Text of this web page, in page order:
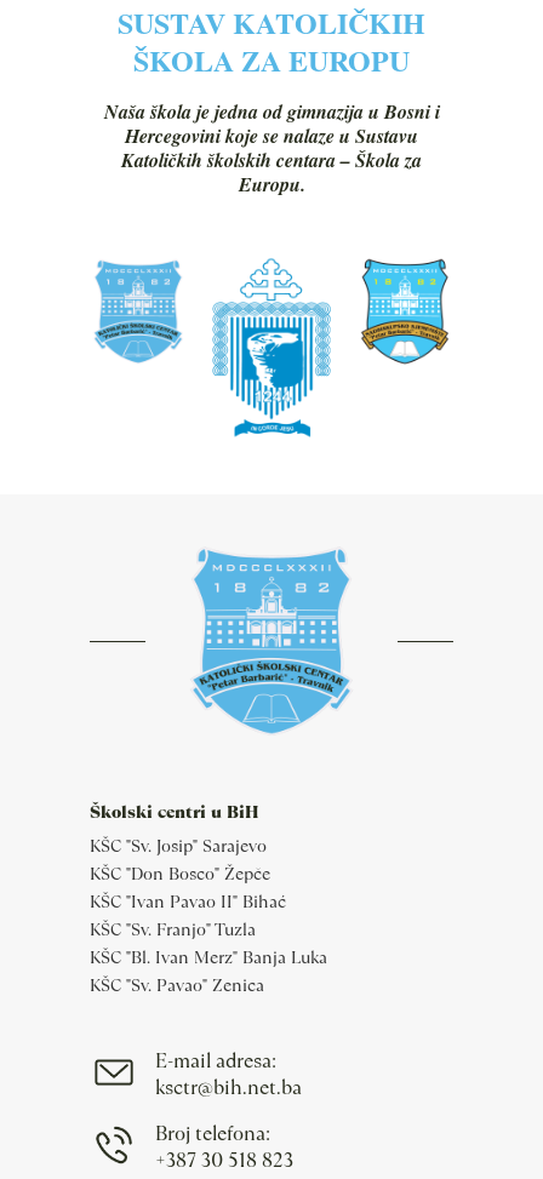
SUSTAV KATOLIČKIH
ŠKOLA ZA EUROPU
Naša škola je jedna od gimnazija u Bosni i
Hercegovini koje se nalaze u Sustavu
Katoličkih školskih centara – Škola za
Europu.
Školski centri u BiH
KŠC "Sv. Josip" Sarajevo
KŠC "Don Bosco" Žepče
KŠC "Ivan Pavao II" Bihać
KŠC "Sv. Franjo" Tuzla
KŠC "Bl. Ivan Merz" Banja Luka
KŠC "Sv. Pavao" Zenica
E-mail adresa:
ksctr@bih.net.ba
Broj telefona:
+387 30 518 823